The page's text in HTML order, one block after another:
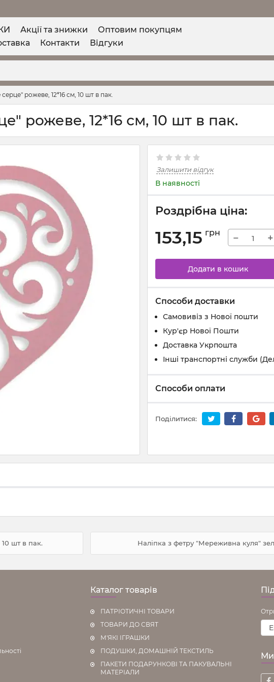
Акції та знижки
Оптовим покупцям
Контакти Відгуки
рожеве, 12*16 см, 10 шт в пак.
рожеве, 12*16 см, 10 шт в пак.
Залишити відгук
В наявності
Роздрібна ціна:
153,15 грн − +
Додати в кошик
Способи доставки
Самовивіз з Нової пошти
Кур'єр Нової Пошти
Доставка Укрпошта
Інші транспортні служби
Способи оплати
Поділитися:
шт в пак. Наліпка з фетру "Мереживна куля"
Каталог товарів
ПАТРІОТИЧНІ ТОВАРИ
ТОВАРИ ДО СВЯТ
М'ЯКІ ІГРАШКИ
ПОДУШКИ, ДОМАШНІЙ ТЕКСТИЛЬ
ПАКЕТИ ПОДАРУНКОВІ ТА ПАКУВАЛЬНІ
МАТЕРІАЛИ
Ми